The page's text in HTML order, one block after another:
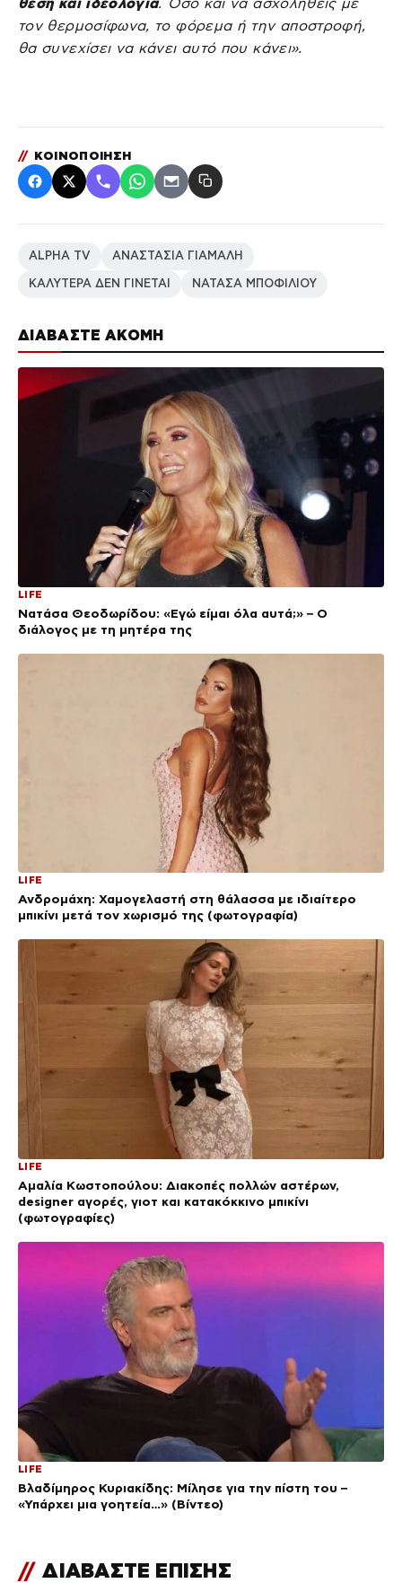
ΔΙΑΒΑΣΤΕ ΑΚΟΜΗ
LIFE
Νατάσα Θεοδωρίδου: «Εγώ είμαι όλα αυτά;» – Ο
διάλογος με τη μητέρα της
LIFE
Ανδρομάχη: Χαμογελαστή στη θάλασσα με ιδιαίτερο
μπικίνι μετά τον χωρισμό της (φωτογραφία)
LIFE
Αμαλία Κωστοπούλου: Διακοπές πολλών αστέρων,
designer αγορές, γιοτ και κατακόκκινο μπικίνι
(φωτογραφίες)
LIFE
Βλαδίμηρος Κυριακίδης: Μίλησε για την πίστη του –
«Υπάρχει μια γοητεία…» (Βίντεο)
τον θερμοσίφωνα, το φόρεμα ή την αποστροφή,
θα συνεχίσει να κάνει αυτό που κάνει».
// ΚΟΙΝΟΠΟΙΗΣΗ
ALPHA TV ΑΝΑΣΤΑΣΙΑ ΓΙΑΜΑΛΗ
ΚΑΛΥΤΕΡΑ ΔΕΝ ΓΙΝΕΤΑΙ ΝΑΤΑΣΑ ΜΠΟΦΙΛΙΟΥ
// ΔΙΑΒΑΣΤΕ ΕΠΙΣΗΣ